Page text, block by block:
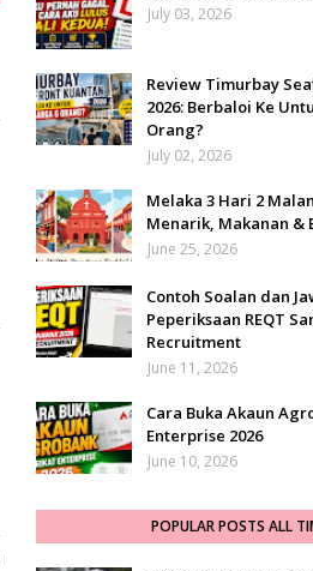
July 03, 2026
Review Timurbay
2026: Berbaloi Ke
Orang?
July 02, 2026
Melaka 3 Hari 2
Menarik, Makanan &
June 25, 2026
Contoh Soalan dan
Peperiksaan REQT
Recruitment
June 11, 2026
Cara Buka Akaun
Enterprise 2026
June 10, 2026
POPULAR POSTS ALL